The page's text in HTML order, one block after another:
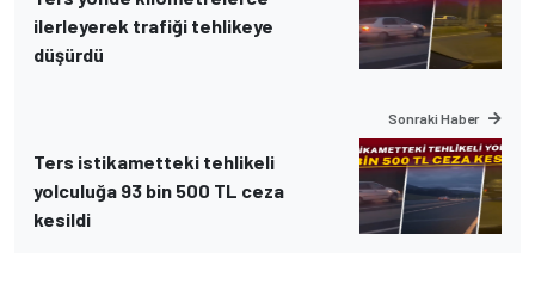
ilerleyerek trafiği tehlikeye
düşürdü
Sonraki Haber
Ters istikametteki tehlikeli
yolculuğa 93 bin 500 TL ceza
kesildi